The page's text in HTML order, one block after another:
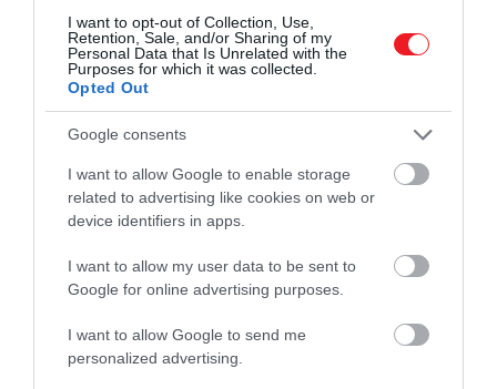
I want to opt-out of Collection, Use,
Retention, Sale, and/or Sharing of my
Personal Data that Is Unrelated with the
Purposes for which it was collected.
Opted Out
Google consents
I want to allow Google to enable storage
related to advertising like cookies on web or
device identifiers in apps.
I want to allow my user data to be sent to
Google for online advertising purposes.
I want to allow Google to send me
personalized advertising.
a popkultúra…